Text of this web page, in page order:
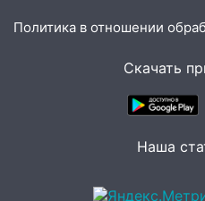
летнего мопедиста
В Ульяновске
госпитализировали
На
подробности
Политика в отношении
Скачать
Наша